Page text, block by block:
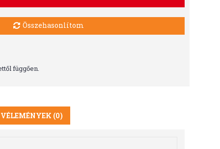
Összehasonlítom
függően.
VÉLEMÉNYEK (0)